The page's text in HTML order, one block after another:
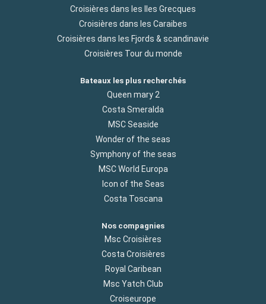
Croisières dans les Iles Grecques
Croisières dans les Caraibes
Croisières dans les Fjords & scandinavie
Croisières Tour du monde
Bateaux les plus recherchés
Queen mary 2
Costa Smeralda
MSC Seaside
Wonder of the seas
Symphony of the seas
MSC World Europa
Icon of the Seas
Costa Toscana
Nos compagnies
Msc Croisières
Costa Croisières
Royal Caribean
Msc Yatch Club
Croiseurope